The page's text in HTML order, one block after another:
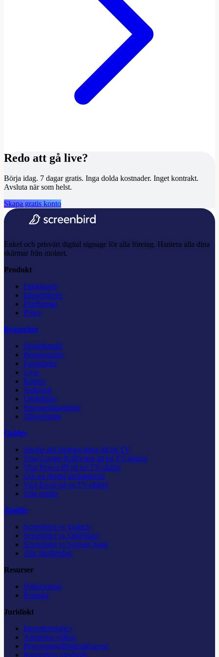
Redo att gå live?
Börja idag. 7 dagar gratis. Inga dolda kostnader. Inget kontrakt.
Avsluta när som helst.
Skapa gratis konto
Enkel och prisvärt digital signage för alla företag. Hantera alla dina
skärmar från molnet.
Produkt
Funktioner
Integrationer
Plattformar
Priser
Branscher
Detaljhandel
Restauranger
Fastigheter
Gym
Kontor
Sjukvård
Utbildning
Sportanläggningar
Tillverkning
Guider
Spegla din bärbara dator till en TV
Visa Google Kalkylark på en TV-skärm
Visa Power BI på en TV-skärm
Gör en digital anslagstavla
Visa Excel på en TV-skärm
Alla guider
Jämför
Screenbird vs Yodeck
Screenbird vs OptiSigns
Screenbird vs ScreenCloud
Alla jämförelser
Resurser
Hjälpcentral
Kontakt
Juridiskt
Integritetspolicy
Allmänna villkor
Personuppgiftsbitradesavtal
Rapportera missbruk